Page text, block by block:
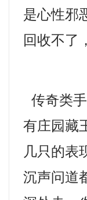
是心性邪
回收不了
传奇类
有庄园藏
几只的表
沉声问道